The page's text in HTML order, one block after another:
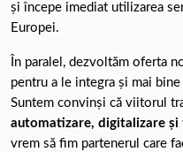
și începe imediat utilizarea
Europei.
În paralel, dezvoltăm oferta
pentru a le integra și mai
automatizare, digitalizare și
vrem să fim partenerul care